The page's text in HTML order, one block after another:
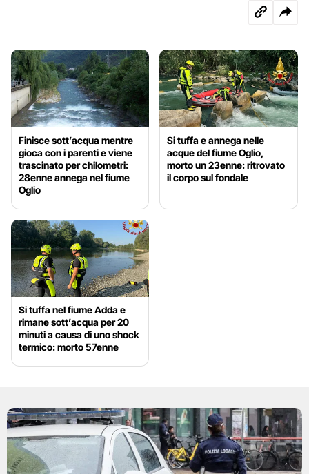
Finisce sott’acqua mentre
gioca con i parenti e viene
trascinato per chilometri:
28enne annega nel fiume
Oglio
Si tuffa e annega nelle
acque del fiume Oglio,
morto un 23enne: ritrovato
il corpo sul fondale
Si tuffa nel fiume Adda e
rimane sott’acqua per 20
minuti a causa di uno shock
termico: morto 57enne